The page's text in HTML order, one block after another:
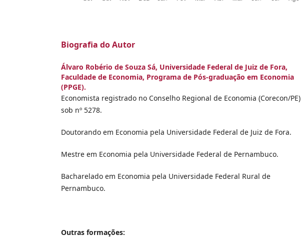
Biografia do Autor
Álvaro Robério de Souza Sá, Universidade Federal de Juiz de Fora,
Faculdade de Economia, Programa de Pós-graduação em Economia
(PPGE).
Economista registrado no Conselho Regional de Economia (Corecon/PE)
sob nº 5278.
Doutorando em Economia pela Universidade Federal de Juiz de Fora.
Mestre em Economia pela Universidade Federal de Pernambuco.
Bacharelado em Economia pela Universidade Federal Rural de
Pernambuco.
Outras formações: